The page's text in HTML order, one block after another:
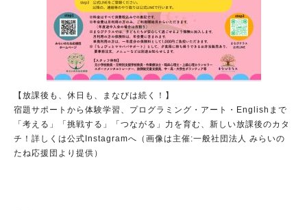
【放課後も、休日も、まなびは続く！】
宿題サポートから体験学習、プログラミング・アート・Englishまで
「考える」「挑戦する」「つながる」力を育む、新しい放課後のカタ
チ！詳しくは公式Instagramへ（画像は主催:一般社団法人 みらいの
たね応援団より提供）